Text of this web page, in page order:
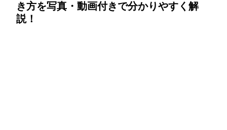
き方を写真・動画付きで分かりやすく解
説！